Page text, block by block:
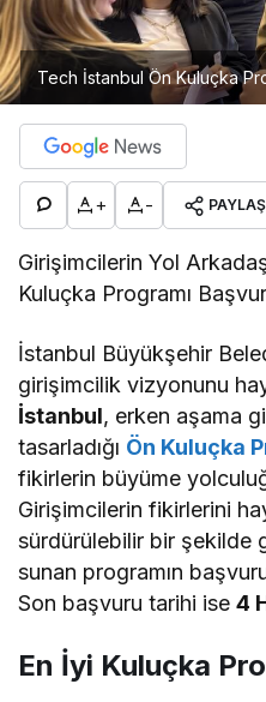
Tech İstanbul Ön Kuluçka
+ - PAYLAŞ
Girişimcilerin Yol
Kuluçka Programı
İstanbul Büyükşehir
girişimcilik vizyonunu
İstanbul, erken aşama
tasarladığı Ön Kuluçka
fikirlerin büyüme
Girişimcilerin fikirlerini
sürdürülebilir bir şekilde
sunan programın
Son başvuru tarihi ise4
En İyi Kuluçka